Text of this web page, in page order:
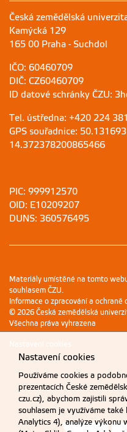
Česká zemědělská
Kamýcká 129
165 00 Praha - Suchdol
IČO: 60460709
DIČ: CZ60460709
ID datové schránky ČZU:
Tel. ústředna: +420 224
GPS souřadnice:
14.372378200865466
PIC: 999912570
OID: E10209207
DUNS: 360576495
Materiály umístěné na tomto
souhlasem ČZU.
Informace o zpracování a ochraně
© 2026 Česká zemědělská
Všechna práva vyhrazena
Nastavení cookies
Nastavení cookies
Používáme cookies a
prezentacích České
czu.cz), abychom zajistili
souhlasem je využíváme
Analytics 4), analýze výkonu